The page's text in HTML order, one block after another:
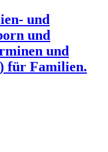
und
und
und
für Familien.